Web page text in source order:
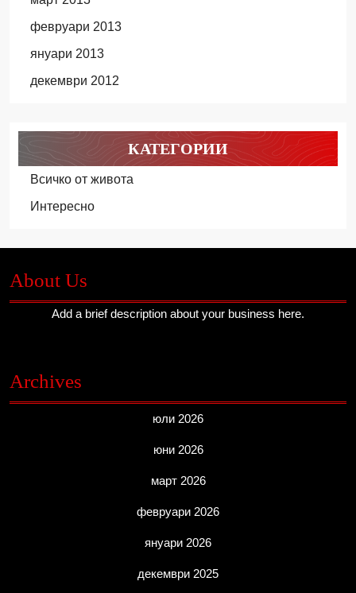
февруари 2013
януари 2013
декември 2012
КАТЕГОРИИ
Всичко от живота
Интересно
About Us
Add a brief description about your business here.
Archives
юли 2026
юни 2026
март 2026
февруари 2026
януари 2026
декември 2025